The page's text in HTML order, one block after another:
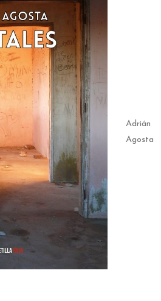
Adrián
Agosta